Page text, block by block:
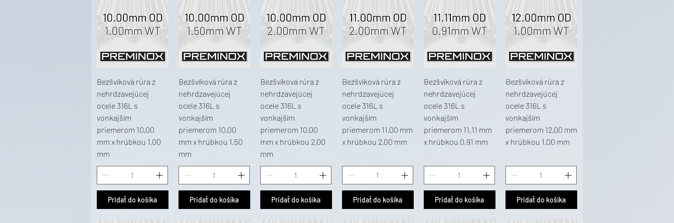
Bezšvíková rúra z
nehrdzavejúcej
ocele 316L s
vonkajším
priemerom 10,00
mm x hrúbkou 1,00
mm
Pridať do košíka
Bezšvíková rúra z
nehrdzavejúcej
ocele 316L s
vonkajším
priemerom 10,00
mm x hrúbkou 1,50
mm
Pridať do košíka
Bezšvíková rúra z
nehrdzavejúcej
ocele 316L s
vonkajším
priemerom 10,00
mm x hrúbkou 2,00
mm
Pridať do košíka
Bezšvíková rúra z
nehrdzavejúcej
ocele 316L s
vonkajším
priemerom 11,00 mm
x hrúbkou 2,00 mm
Pridať do košíka
Bezšvíková rúra z
nehrdzavejúcej
ocele 316L s
vonkajším
priemerom 11,11 mm
x hrúbkou 0,91 mm
Pridať do košíka
Bezšvíková rúra z
nehrdzavejúcej
ocele 316L s
vonkajším
priemerom 12,00 mm
x hrúbkou 1,00 mm
Pridať do košíka